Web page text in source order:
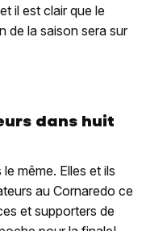
il est clair que le
de la saison sera sur
dans huit
même. Elles et ils
au Cornaredo ce
et supporters de